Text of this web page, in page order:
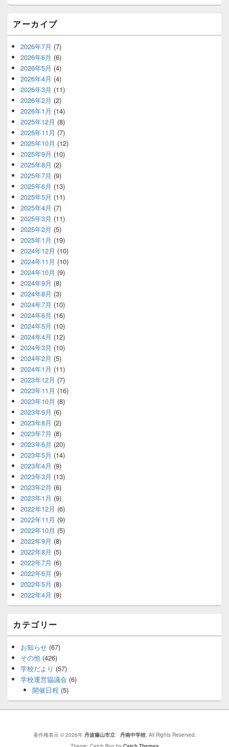
アーカイブ
2026年7月 (7)
2026年6月 (6)
2026年5月 (4)
2026年4月 (4)
2026年3月 (11)
2026年2月 (2)
2026年1月 (14)
2025年12月 (8)
2025年11月 (7)
2025年10月 (12)
2025年9月 (10)
2025年8月 (2)
2025年7月 (9)
2025年6月 (13)
2025年5月 (11)
2025年4月 (7)
2025年3月 (11)
2025年2月 (5)
2025年1月 (19)
2024年12月 (10)
2024年11月 (10)
2024年10月 (9)
2024年9月 (8)
2024年8月 (3)
2024年7月 (10)
2024年6月 (16)
2024年5月 (10)
2024年4月 (12)
2024年3月 (10)
2024年2月 (5)
2024年1月 (11)
2023年12月 (7)
2023年11月 (16)
2023年10月 (8)
2023年9月 (6)
2023年8月 (2)
2023年7月 (8)
2023年6月 (20)
2023年5月 (14)
2023年4月 (9)
2023年3月 (13)
2023年2月 (6)
2023年1月 (9)
2022年12月 (6)
2022年11月 (9)
2022年10月 (5)
2022年9月 (8)
2022年8月 (5)
2022年7月 (6)
2022年6月 (9)
2022年5月 (8)
2022年4月 (9)
カテゴリー
お知らせ (67)
その他 (426)
学校だより (57)
学校運営協議会 (6)
開催日程 (5)
著作権表示 © 2026年 丹波篠山市立 丹南中学校. All Rights Reserved.